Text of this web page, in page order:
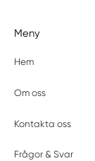
Meny
Hem
Om oss
Kontakta oss
Frågor & Svar